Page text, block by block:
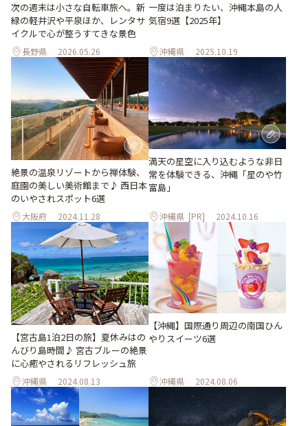
次の週末は小さな自転車旅へ。新
緑の軽井沢や平泉ほか、レンタサ
イクルで心が整うすてきな景色
長野県 2026.05.26
一度は泊まりたい、沖縄本島の人
気宿9選【2025年】
沖縄県 2025.10.19
絶景の温泉リゾートから禅体験、
庭園の美しい美術館まで♪ 西日本
のいやされスポット6選
大阪府 2024.11.28
満天の星空に入り込むような非日
常を体験できる、沖縄「星のや竹
富島」
沖縄県 [PR] 2024.10.16
【宮古島1泊2日の旅】夏休みはの
んびり島時間♪ 宮古ブルーの絶景
に心癒やされるリフレッシュ旅
沖縄県 2024.08.13
【沖縄】国際通り周辺の南国ひん
やりスイーツ6選
沖縄県 2024.08.06